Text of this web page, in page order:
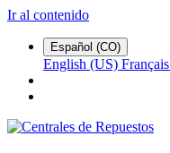
Ir al contenido
Español (CO)
English (US) Français